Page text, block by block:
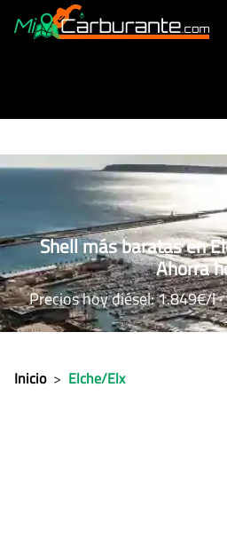
ABIERTAS 24H
ÚLTIMAS MATRÍCULAS
FAVORITAS
Shell más baratas en
Ahorra
Precios hoy diésel: 1.849€/l
Inicio > Elche/Elx